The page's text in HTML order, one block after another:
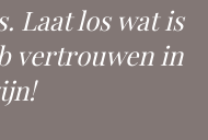
Laat los wat is
vertrouwen in